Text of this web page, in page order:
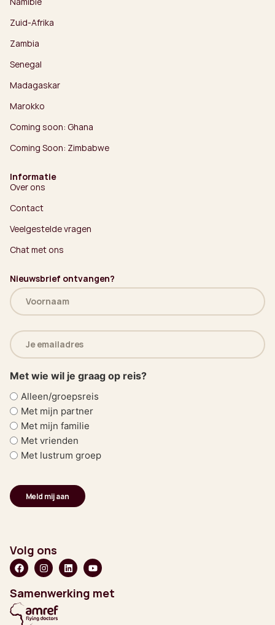
Zuid-Afrika
Zambia
Senegal
Madagaskar
Marokko
Coming soon: Ghana
Coming Soon: Zimbabwe
Informatie
Over ons
Contact
Veelgestelde vragen
Chat met ons
Nieuwsbrief ontvangen?
Naam
(Vereist)
E-
mailadres
(Vereist)
Met wie wil je graag op reis?
Alleen/groepsreis
Met mijn partner
Met mijn familie
Met vrienden
Met lustrum groep
Volg ons
Samenwerking met